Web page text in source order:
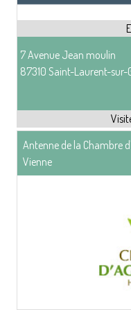
7 Avenue Jean moulin
87310 Saint-Laurent-sur-
Antenne de la Chambre
Vienne